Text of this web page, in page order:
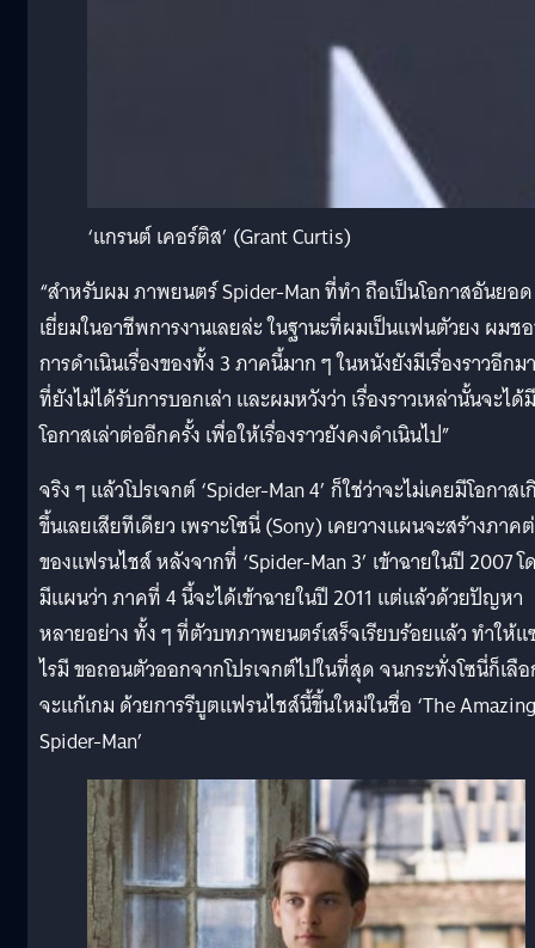
‘แกรนต์ เคอร์ติส’ (Grant Curtis)
“สำหรับผม ภาพยนตร์ Spider-Man ที่ทำ ถือเป็นโอกาสอันยอด
เยี่ยมในอาชีพการงานเลยล่ะ ในฐานะที่ผมเป็นแฟนตัวยง ผมช
การดำเนินเรื่องของทั้ง 3 ภาคนี้มาก ๆ ในหนังยังมีเรื่องราวอีกม
ที่ยังไม่ได้รับการบอกเล่า และผมหวังว่า เรื่องราวเหล่านั้นจะได้มี
โอกาสเล่าต่ออีกครั้ง เพื่อให้เรื่องราวยังคงดำเนินไป”
จริง ๆ แล้วโปรเจกต์ ‘Spider-Man 4’ ก็ใช่ว่าจะไม่เคยมีโอกาส
ขึ้นเลยเสียทีเดียว เพราะโซนี่ (Sony) เคยวางแผนจะสร้างภาค
ของแฟรนไชส์ หลังจากที่ ‘Spider-Man 3’ เข้าฉายในปี 2007 โ
มีแผนว่า ภาคที่ 4 นี้จะได้เข้าฉายในปี 2011 แต่แล้วด้วยปัญหา
หลายอย่าง ทั้ง ๆ ที่ตัวบทภาพยนตร์เสร็จเรียบร้อยแล้ว ทำให้
ไรมี ขอถอนตัวออกจากโปรเจกต์ไปในที่สุด จนกระทั่งโซนี่ก็เลื
จะแก้เกม ด้วยการรีบูตแฟรนไชส์นี้ขึ้นใหม่ในชื่อ ‘The Amazing
Spider-Man’